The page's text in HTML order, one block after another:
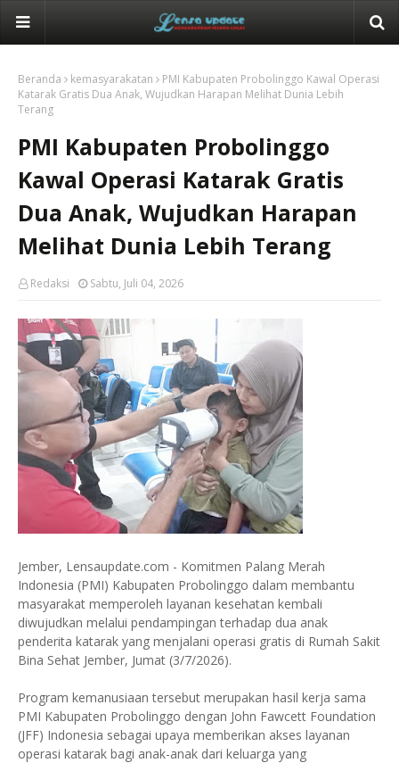
Beranda kemasyarakatan
PMI Kabupaten Probolinggo Kawal Operasi
Katarak Gratis Dua Anak, Wujudkan Harapan Melihat Dunia Lebih
Terang
PMI Kabupaten Probolinggo
Kawal Operasi Katarak Gratis
Dua Anak, Wujudkan Harapan
Melihat Dunia Lebih Terang
Redaksi Sabtu, Juli 04, 2026
Jember, Lensaupdate.com - Komitmen Palang Merah
Indonesia (PMI) Kabupaten Probolinggo dalam membantu
masyarakat memperoleh layanan kesehatan kembali
diwujudkan melalui pendampingan terhadap dua anak
penderita katarak yang menjalani operasi gratis di Rumah Sakit
Bina Sehat Jember, Jumat (3/7/2026).
Program kemanusiaan tersebut merupakan hasil kerja sama
PMI Kabupaten Probolinggo dengan John Fawcett Foundation
(JFF) Indonesia sebagai upaya memberikan akses layanan
operasi katarak bagi anak-anak dari keluarga yang